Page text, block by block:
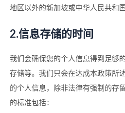
地区以外的新加坡或中华人民共和
2.信息存储的时间
我们会确保您的个人信息得到足够
存储等。我们只会在达成本政策所
的个人信息，除非法律有强制的存
的标准包括：